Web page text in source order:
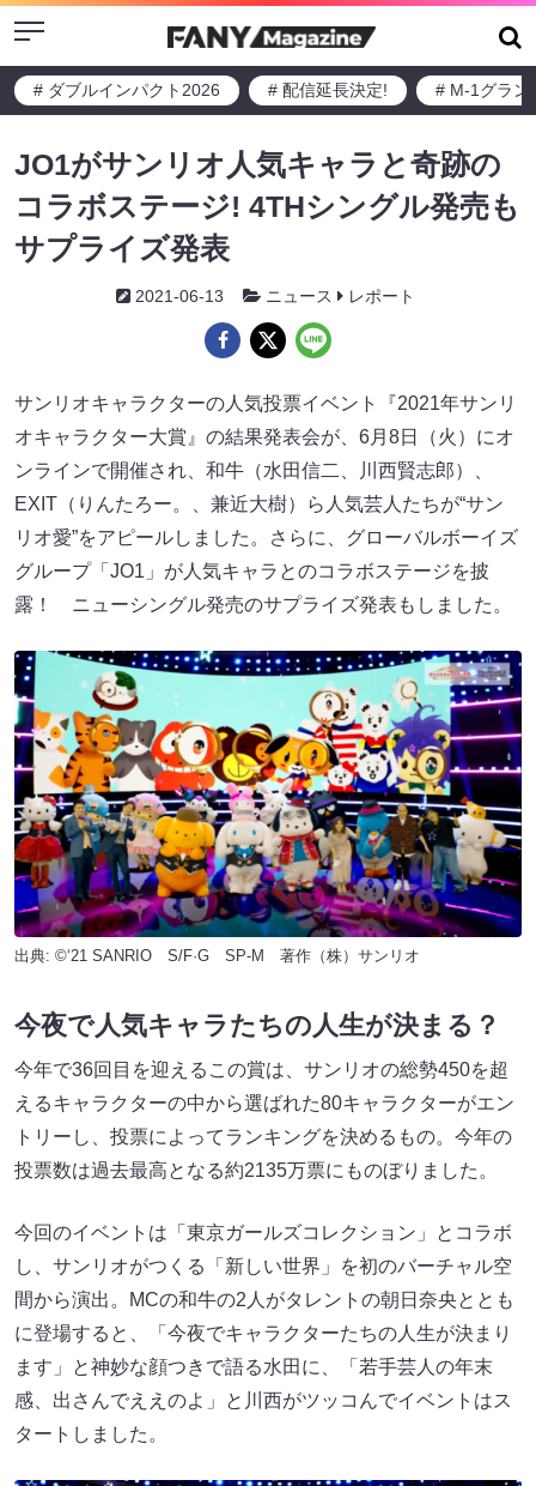
Menu
# ダブルインパクト2026 # 配信延長決定! # M-1グラン
JO1がサンリオ人気キャラと奇跡の
コラボステージ! 4THシングル発売も
サプライズ発表
2021-06-13 ニュース レポート
サンリオキャラクターの人気投票イベント『2021年サンリ
オキャラクター大賞』の結果発表会が、6月8日（火）にオ
ンラインで開催され、和牛（水田信二、川西賢志郎）、
EXIT（りんたろー。、兼近大樹）ら人気芸人たちが“サン
リオ愛”をアピールしました。さらに、グローバルボーイズ
グループ「JO1」が人気キャラとのコラボステージを披
露！ ニューシングル発売のサプライズ発表もしました。
出典: ©‘21 SANRIO S/F·G SP-M 著作（株）サンリオ
今夜で人気キャラたちの人生が決まる？
今年で36回目を迎えるこの賞は、サンリオの総勢450を超
えるキャラクターの中から選ばれた80キャラクターがエン
トリーし、投票によってランキングを決めるもの。今年の
投票数は過去最高となる約2135万票にものぼりました。
今回のイベントは「東京ガールズコレクション」とコラボ
し、サンリオがつくる「新しい世界」を初のバーチャル空
間から演出。MCの和牛の2人がタレントの朝日奈央ととも
に登場すると、「今夜でキャラクターたちの人生が決まり
ます」と神妙な顔つきで語る水田に、「若手芸人の年末
感、出さんでええのよ」と川西がツッコんでイベントはス
タートしました。